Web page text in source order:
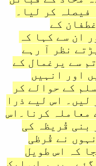
فیصلہ کر لیا۔
کے
ان سے کہا کہ
نظر آ رہے
سے یرغمال کے
اور انہیں
کے حوالے کر
لیں۔ اس لیے ذرا
معاملہ کرنا۔اس
بنی قُریظہ کی
نے قُرظی
کہ اس طویل